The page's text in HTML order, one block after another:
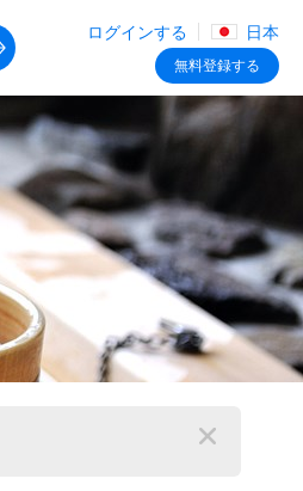
ログインする 日本
無料登録する
SEARCH DEALS